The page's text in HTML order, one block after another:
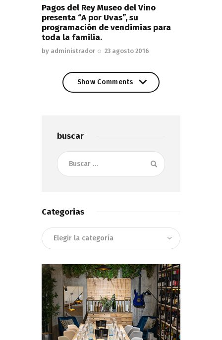
Pagos del Rey Museo del Vino
presenta “A por Uvas”, su
programación de vendimias para
toda la familia.
by administrador 23 agosto 2016
Show Comments
buscar
Buscar:
Categorias
Categorias